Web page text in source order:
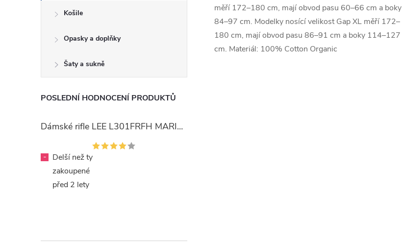
Košile
Opasky a doplňky
Šaty a sukně
POSLEDNÍ HODNOCENÍ PRODUKTŮ
Dámské rifle LEE L301FRFH MARION STRAIGHT RINSE
-
Delší než ty
zakoupené
před 2 lety
měří 172–180 cm, mají obvod pasu 60–66 cm a boky
84–97 cm. Modelky nosící velikost Gap XL měří 172–
180 cm, mají obvod pasu 86–91 cm a boky 114–127
cm. Materiál: 100% Cotton Organic